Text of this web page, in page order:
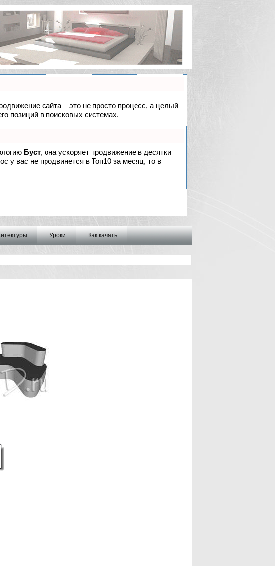
сайта – это не просто процесс, а целый
позиций в поисковых системах.
Буст, она ускоряет продвижение в десятки
у вас не продвинется в Топ10 за месяц, то в
Уроки Как качать